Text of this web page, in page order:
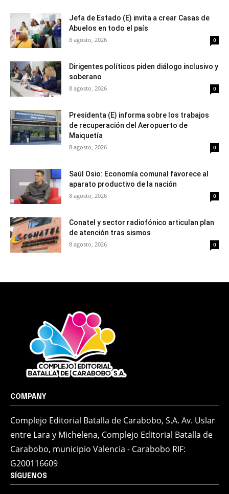
Jefa de Estado (E) invita a crear Casas de
Abuelos en todo el país
8 agosto, 2026 0
Dirigentes políticos piden diálogo inclusivo y
soberano
8 agosto, 2026 0
Presidenta (E) informa sobre los trabajos
de recuperación del Aeropuerto de
Maiquetía
8 agosto, 2026 0
Saúl Osio: Economía comunal favorece al
aparato productivo de la nación
8 agosto, 2026 0
Conatel y sector radiofónico articulan plan
de atención tras sismos
8 agosto, 2026 0
COMPANY
Complejo Editorial Batalla de Carabobo, S.A. Av. Uslar
entre Lara y Michelena, Complejo Editorial Batalla de
Carabobo, municipio Valencia - Carabobo RIF:
G200116609
SÍGUENOS